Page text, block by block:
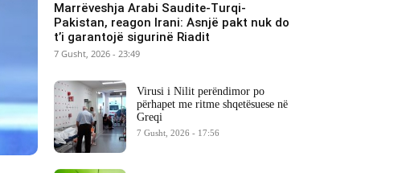
Marrëveshja Arabi Saudite-Turqi-
Pakistan, reagon Irani: Asnjë pakt nuk do
t’i garantojë sigurinë Riadit
7 Gusht, 2026 - 23:49
Virusi i Nilit perëndimor po
përhapet me ritme shqetësuese në
Greqi
7 Gusht, 2026 - 17:56